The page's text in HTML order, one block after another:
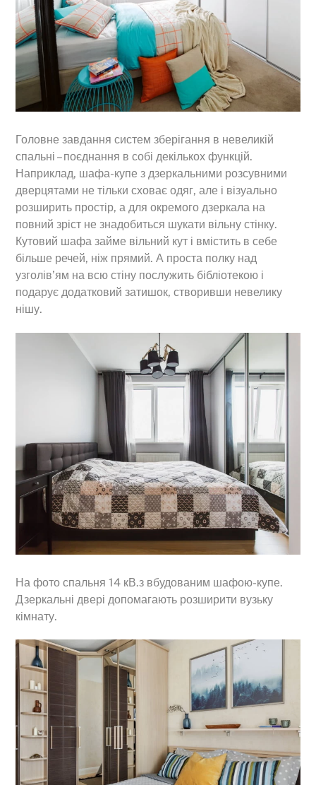
Головне завдання систем зберігання в невеликій
спальні – поєднання в собі декількох функцій.
Наприклад, шафа-купе з дзеркальними розсувними
дверцятами не тільки сховає одяг, але і візуально
розширить простір, а для окремого дзеркала на
повний зріст не знадобиться шукати вільну стінку.
Кутовий шафа займе вільний кут і вмістить в себе
більше речей, ніж прямий. А проста полку над
узголів’ям на всю стіну послужить бібліотекою і
подарує додатковий затишок, створивши невелику
нішу.
На фото спальня 14 кВ.з вбудованим шафою-купе.
Дзеркальні двері допомагають розширити вузьку
кімнату.